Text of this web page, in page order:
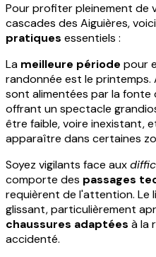
Pour profiter pleinement de
cascades des Aiguières,
pratiques essentiels :
La meilleure période pour
randonnée est le
sont alimentées par la fonte
offrant un spectacle
être faible, voire inexistant,
apparaître dans certaines
Soyez vigilants face aux
comporte des passages
requièrent de l'attention. Le
glissant, particulièrement
chaussures adaptées à la
accidenté.